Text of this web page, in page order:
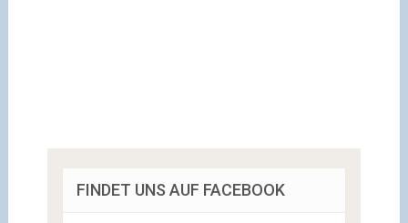
FINDET UNS AUF FACEBOOK